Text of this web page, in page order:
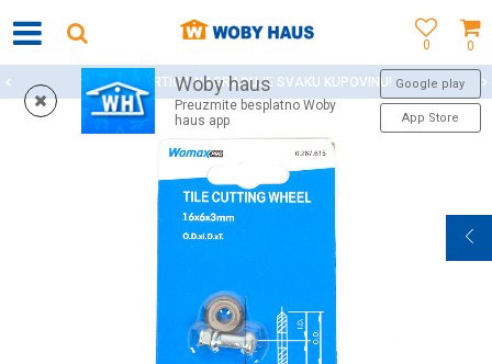
0
0
Woby haus
Preuzmite besplatno Woby
haus app
Google play
App Store
WOBY KARTICA NAGRAĐUJE SVAKU KUPOVINU!